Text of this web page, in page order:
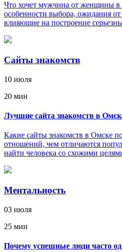
Что хочет мужчина от женщины в
особенности выбора, ожидания
влияющие на построение
Сайты знакомств
10 июля
20 мин
Лучшие сайта знакомств в
Какие сайты знакомств в Омске
отношений, чем отличаются
найти человека со схожими
Ментальность
03 июля
25 мин
Почему успешные люди часто